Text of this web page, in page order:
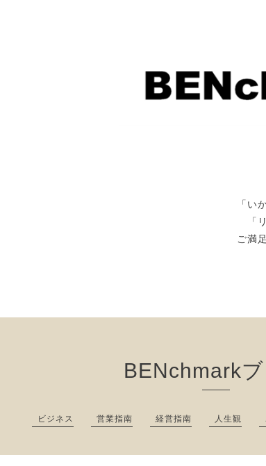
「い
「
ご満
BENchmark
ビジネス 営業指南 経営指南 人生観